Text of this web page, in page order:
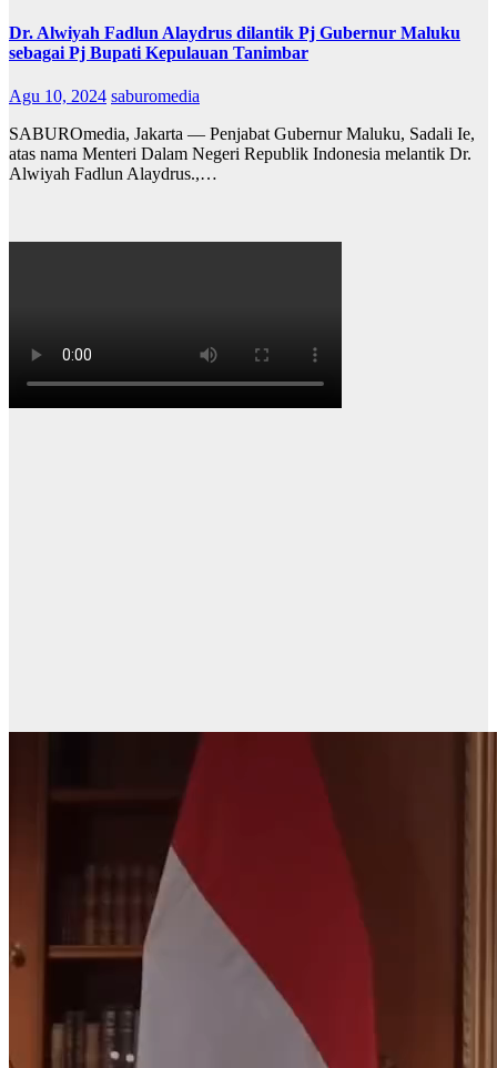
Dr. Alwiyah Fadlun Alaydrus dilantik Pj Gubernur Maluku
sebagai Pj Bupati Kepulauan Tanimbar
Agu 10, 2024 saburomedia
SABUROmedia, Jakarta — Penjabat Gubernur Maluku, Sadali Ie,
atas nama Menteri Dalam Negeri Republik Indonesia melantik Dr.
Alwiyah Fadlun Alaydrus.,…